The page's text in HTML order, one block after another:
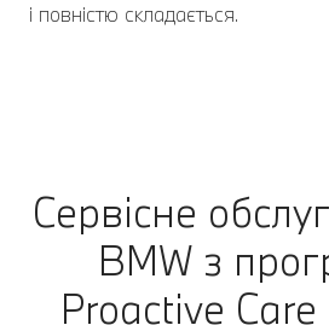
і повністю складається.
Сервісне
BMW з
Proactive Care